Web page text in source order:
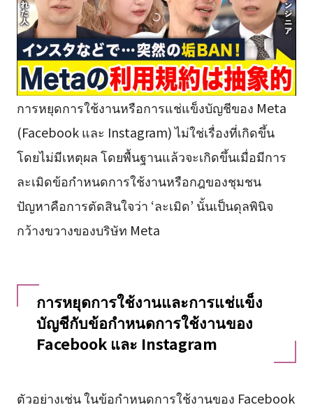
การหยุดการใช้งานหรือการแช่แข็งบัญชีของ Meta
(Facebook และ Instagram) ไม่ใช่เรื่องที่เกิดขึ้น
โดยไม่มีเหตุผล โดยพื้นฐานแล้วจะเกิดขึ้นเมื่อมีการ
ละเมิดข้อกำหนดการใช้งานหรือกฎของชุมชน
ปัญหาคือการตัดสินใจว่า ‘ละเมิด’ นั้นเป็นดุลพินิจ
กว้างขวางของบริษัท Meta
การหยุดการใช้งานและการแช่แข็ง
บัญชีกับข้อกำหนดการใช้งานของ
Facebook และ Instagram
ตัวอย่างเช่น ในข้อกำหนดการใช้งานของ Facebook